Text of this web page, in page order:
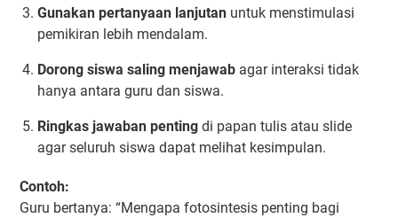
Gunakan pertanyaan lanjutan untuk menstimulasi
pemikiran lebih mendalam.
Dorong siswa saling menjawab agar interaksi tidak
hanya antara guru dan siswa.
Ringkas jawaban penting di papan tulis atau slide
agar seluruh siswa dapat melihat kesimpulan.
Contoh:
Guru bertanya: “Mengapa fotosintesis penting bagi